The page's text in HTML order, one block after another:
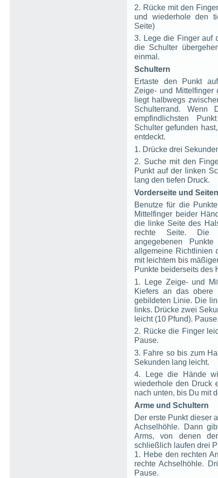
2. Rücke mit den
und wiederhole den
Seite)
3. Lege die Finger auf
die Schulter
einmal.
Schultern
Ertaste den Punkt
Zeige- und
liegt halbwegs
Schulterrand.
empfindlichsten
Schulter gefunden
entdeckt.
1. Drücke drei
2. Suche mit den
Punkt auf der linken
lang den tiefen Druck.
Vorderseite und
Benutze für die
Mittelfinger beider
die linke Seite des
rechte Seite. Die
angegebenen
allgemeine Richtlinien
mit leichtem bis
Punkte beiderseits des
1. Lege Zeige- und
Kiefers an das obere
gebildeten Linie. Die
links. Drücke zwei
leicht (10 Pfund).
2. Rücke die Finger
Pause.
3. Fahre so bis zum
Sekunden lang leicht.
4. Lege die Hände
wiederhole den Druck
nach unten, bis Du mit
Arme und Schultern
Der erste Punkt dieser
Achselhöhle. Dann
Arms, von denen
schließlich laufen drei
1. Hebe den rechten
rechte Achselhöhle.
Pause.